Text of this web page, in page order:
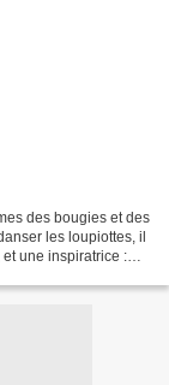
des bougies et des
les loupiottes, il
une inspiratrice :